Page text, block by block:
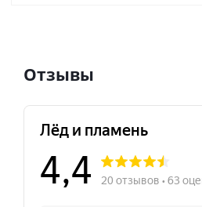
Отзывы